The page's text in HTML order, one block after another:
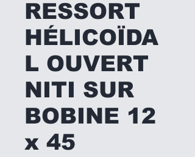
RESSORT
HÉLICOÏDA
L OUVERT
NITI SUR
BOBINE 12
x 45